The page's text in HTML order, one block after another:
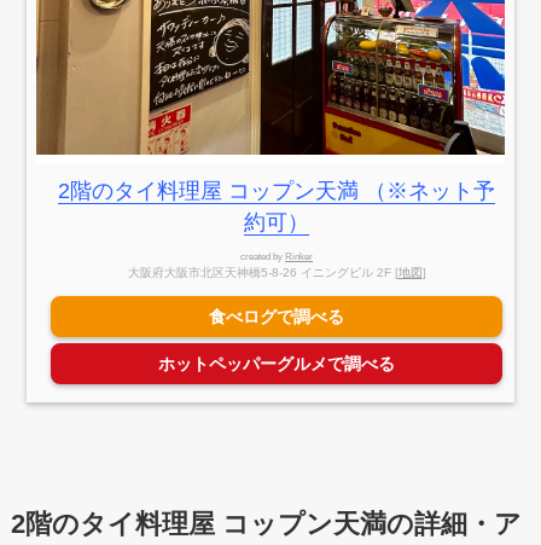
2階のタイ料理屋 コップン天満 （※ネット予
約可）
created by Rinker
大阪府大阪市北区天神橋5-8-26 イニングビル 2F [地図]
食べログで調べる
ホットペッパーグルメで調べる
2階のタイ料理屋コップン天満の詳細・ア